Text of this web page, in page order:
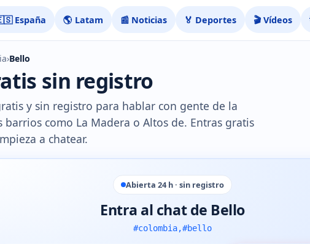
España 🌎 Latam 📰 Noticias 🏅 Deportes 🎬 Vídeos
›Bello
sin registro
y sin registro para hablar con gente de la
como La Madera o Altos de. Entras gratis
a chatear.
Abierta 24 h · sin registro
Entra al chat de Bello
#colombia,#bello